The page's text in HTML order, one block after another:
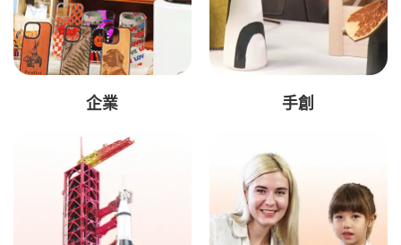
企業 手創